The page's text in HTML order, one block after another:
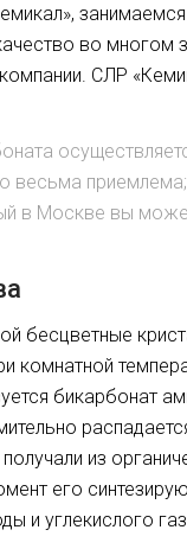
во многом
СЛР
весьма приемлема;
в Москве вы
бесцветные
комнатной
бикарбонат
из
его
и углекислого